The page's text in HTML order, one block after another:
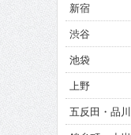
新宿
渋谷
池袋
上野
五反田・品川